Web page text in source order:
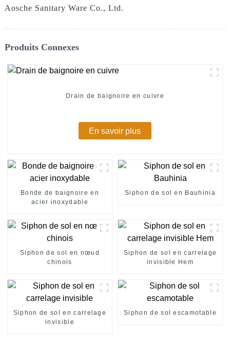
Aosche Sanitary Ware Co., Ltd.
Produits Connexes
Drain de baignoire en cuivre
En savoir plus
Bonde de baignoire en
acier inoxydable
Siphon de sol en Bauhinia
Siphon de sol en nœud
chinois
Siphon de sol en carrelage
invisible Hem
Siphon de sol en carrelage
invisible
Siphon de sol escamotable